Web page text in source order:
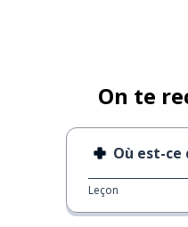
On te
Où est-ce
Leçon